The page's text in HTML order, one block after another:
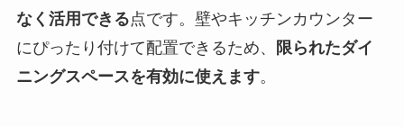
なく活用できる点です。壁やキッチンカウンター
にぴったり付けて配置できるため、
限られたダイ
ニングスペースを有効に使えます。